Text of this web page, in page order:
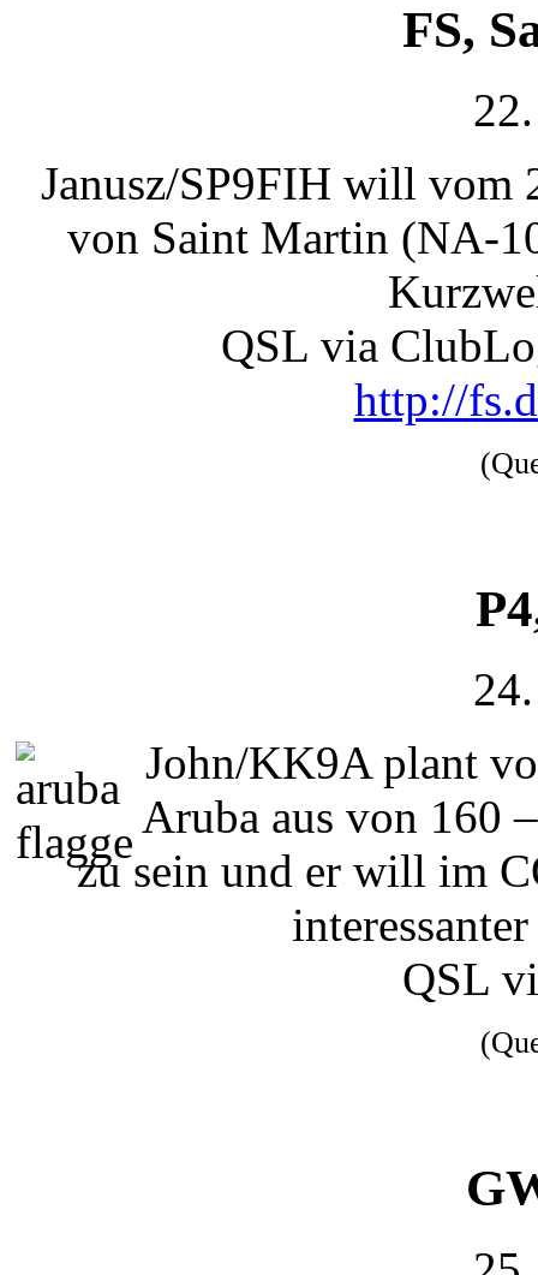
FS,
Janusz/SP9FIH will vom
von Saint Martin (NA-
QSL via
http://
John/KK9A plant
Aruba aus von 160
zu sein und er will im
QSL